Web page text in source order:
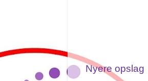
Nyere opslag